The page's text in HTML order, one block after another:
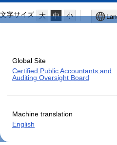
文字サイズ 大 中 小
Global Site
Certified Public Accountants and
Auditing Oversight Board
Machine translation
English